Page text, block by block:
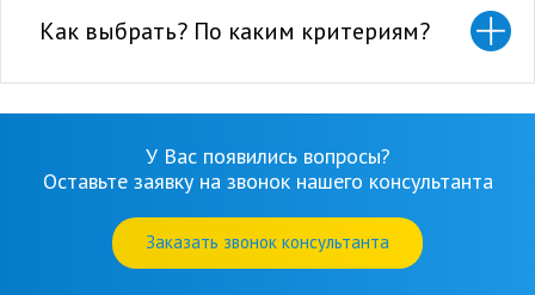
Как выбрать? По каким критериям?
У Вас появились вопросы?
Оставьте заявку на звонок нашего консультанта
Заказать звонок консультанта